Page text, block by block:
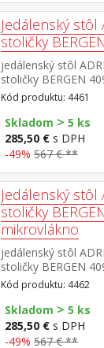
stola (š/h/v) 130 ×
stoličky (š/h/v) 45 ×
Jedálenský stôl
stoličky
jedálenský stôl
stoličky BERGEN
farebné prevedenie
mramoru kovová
prevedenie čierna
farebné prevedenie
konštrukcia,
stola (š/h/v) 130 ×
stoličky (š/h/v) 45 ×
Kód produktu: 4461
Skladom > 5 ks
285,50 € s DPH
-49% 567 € **
Jedálenský stôl
stoličky
mikrovlákno
jedálenský stôl
stoličky BERGEN
farebné prevedenie
mramoru kovová
prevedenie čierna
koža – imitácia
prevedenie hnedá
Kód produktu: 4462
Skladom > 5 ks
285,50 € s DPH
-49% 567 € **